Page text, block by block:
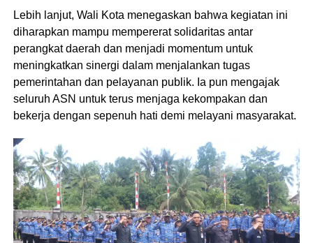
Lebih lanjut, Wali Kota menegaskan bahwa kegiatan ini
diharapkan mampu mempererat solidaritas antar
perangkat daerah dan menjadi momentum untuk
meningkatkan sinergi dalam menjalankan tugas
pemerintahan dan pelayanan publik. Ia pun mengajak
seluruh ASN untuk terus menjaga kekompakan dan
bekerja dengan sepenuh hati demi melayani masyarakat.